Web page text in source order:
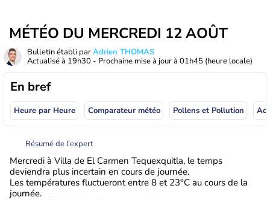
MÉTÉO DU MERCREDI 12 AOÛT
Bulletin établi parAdrien THOMAS
Actualisé à 19h30 - Prochaine mise à jour à 01h45 (heure locale)
En bref
Heure par Heure Comparateur météo Pollens et Pollution
Résumé de l’expert
Mercredi à Villa de El Carmen Tequexquitla, le temps
deviendra plus incertain en cours de journée.
Les températures fluctueront entre 8 et 23°C au cours de la
journée.